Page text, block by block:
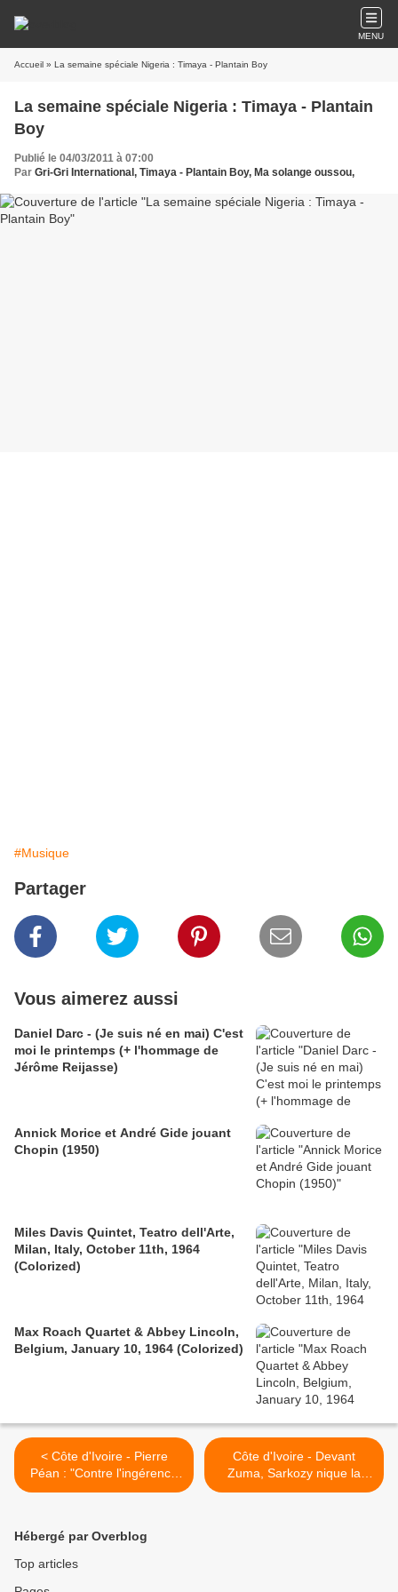
MENU
Accueil » La semaine spéciale Nigeria : Timaya - Plantain Boy
La semaine spéciale Nigeria : Timaya - Plantain
Boy
Publié le 04/03/2011 à 07:00
Par Gri-Gri International, Timaya - Plantain Boy, Ma solange oussou,
#Musique
Partager
Vous aimerez aussi
Daniel Darc - (Je suis né en mai) C'est
moi le printemps (+ l'hommage de
Jérôme Reijasse)
Annick Morice et André Gide jouant
Chopin (1950)
Miles Davis Quintet, Teatro dell'Arte,
Milan, Italy, October 11th, 1964
(Colorized)
Max Roach Quartet & Abbey Lincoln,
Belgium, January 10, 1964 (Colorized)
< Côte d'Ivoire - Pierre
Péan : "Contre l'ingérence
française et pour le
Côte d'Ivoire - Devant
Zuma, Sarkozy nique la
Muppet Choi et son chef
Hébergé par Overblog
Top articles